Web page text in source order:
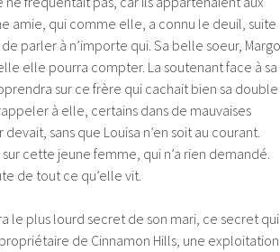
amie, qui comme elle, a connu le deuil, suite
parler à n’importe qui. Sa belle soeur, Margo
elle pourra compter. La soutenant face à sa
sur ce frère qui cachait bien sa double
à elle, certains dans de mauvaises
sans que Louisa n’en soit au courant.
cette jeune femme, qui n’a rien demandé.
de tout ce qu’elle vit.
le plus lourd secret de son mari, ce secret qui
de Cinnamon Hills, une exploitation